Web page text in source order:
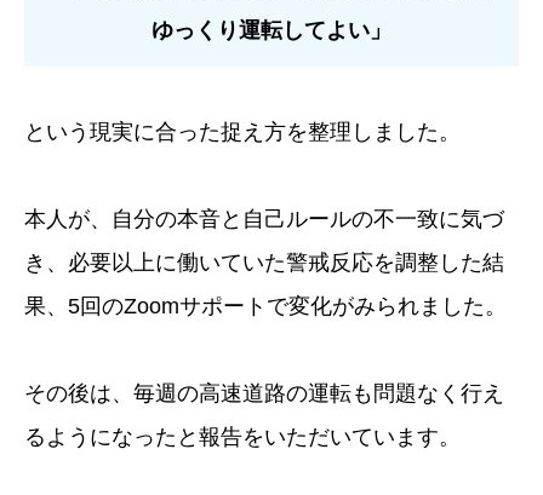
ゆっくり運転してよい」
という現実に合った捉え方を整理しました。
本人が、自分の本音と自己ルールの不一致に気づ
き、必要以上に働いていた警戒反応を調整した結
果、5回のZoomサポートで変化がみられました。
その後は、毎週の高速道路の運転も問題なく行え
るようになったと報告をいただいています。